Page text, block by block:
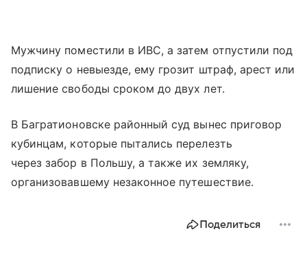
Мужчину поместили в ИВС, а затем отпустили под
подписку о невыезде, ему грозит штраф, арест или
лишение свободы сроком до двух лет.
В Багратионовске районный суд вынес приговор
кубинцам, которые пытались перелезть
через забор в Польшу, а также их земляку,
организовавшему незаконное путешествие.
Поделиться